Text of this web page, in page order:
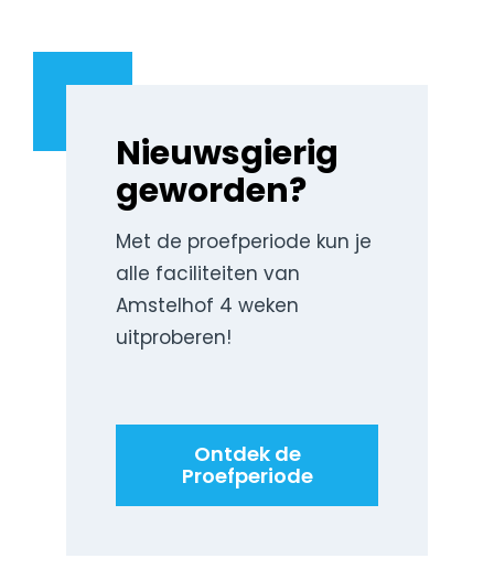
Nieuwsgierig
geworden?
Met de proefperiode kun je
alle faciliteiten van
Amstelhof 4 weken
uitproberen!
Ontdek de
Proefperiode